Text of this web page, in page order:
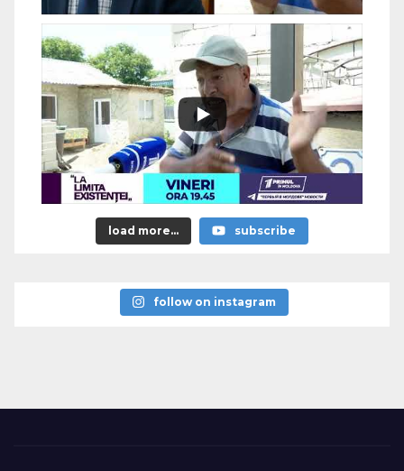
load more... subscribe
follow on instagram